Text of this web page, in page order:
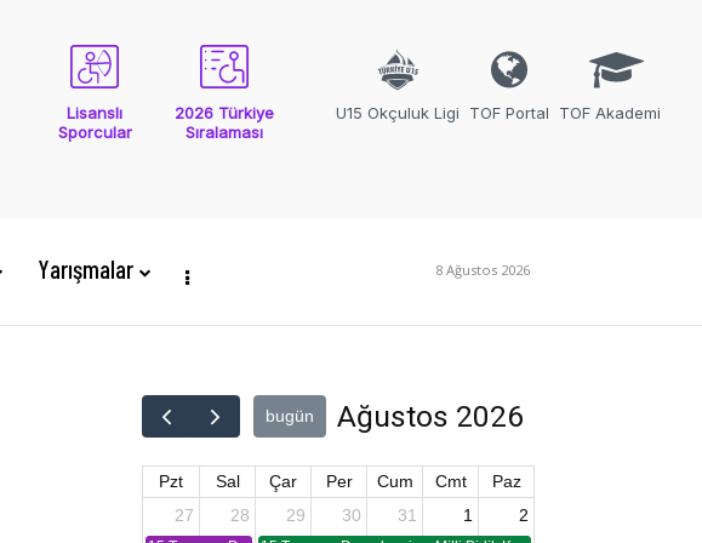
Lisanslı
Sporcular
2026 Türkiye
Sıralaması
U15 Okçuluk Ligi TOF Portal TOF Akademi
Yarışmalar 8 Ağustos 2026
bugün Ağustos 2026
Pzt Sal Çar Per Cum Cmt
Paz
27
28 29 30 31 1 2